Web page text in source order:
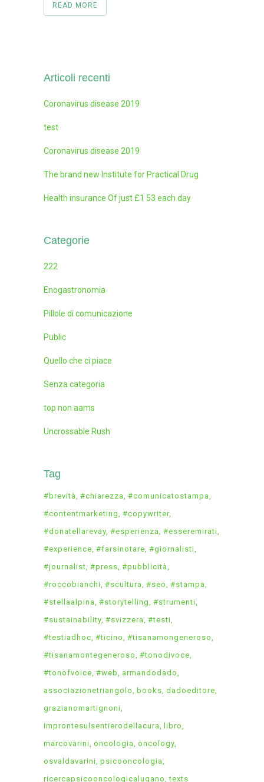
READ MORE
Articoli recenti
Coronavirus disease 2019
test
Coronavirus disease 2019
The brand new Institute for Practical Drug
Health insurance Of just £1 53 each day
Categorie
222
Enogastronomia
Pillole di comunicazione
Public
Quello che ci piace
Senza categoria
top non aams
Uncrossable Rush
Tag
#brevità #chiarezza #comunicatostampa
#contentmarketing #copywriter
#donatellarevay #esperienza #esseremirati
#experience #farsinotare #giornalisti
#journalist #press #pubblicità
#roccobianchi #scultura #seo #stampa
#stellaalpina #storytelling #strumenti
#sustainability #svizzera #testi
#testiadhoc #ticino #tisanamongeneroso
#tisanamontegeneroso #tonodivoce
#tonofvoice #web
armandodado
associazionetriangolo books dadoeditore
grazianomartignoni
improntesulsentierodellacura libro
marcovarini oncologia oncology
osvaldavarini psicooncologia
ricercapsicooncologicalugano texts